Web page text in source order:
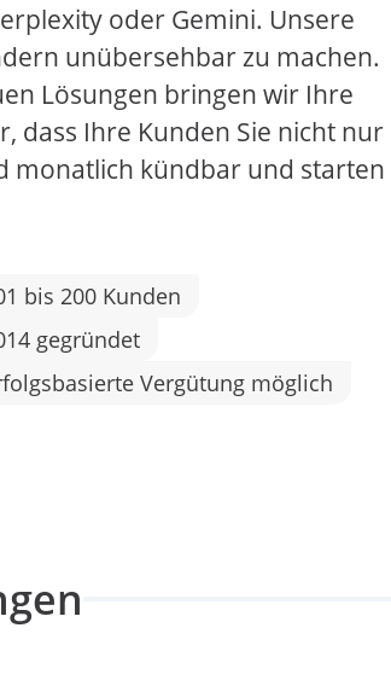
oder Gemini. Unsere
unübersehbar zu machen.
Lösungen bringen wir Ihre
dass Ihre Kunden Sie nicht nur
monatlich kündbar und starten
bis 200 Kunden
gegründet
Vergütung möglich